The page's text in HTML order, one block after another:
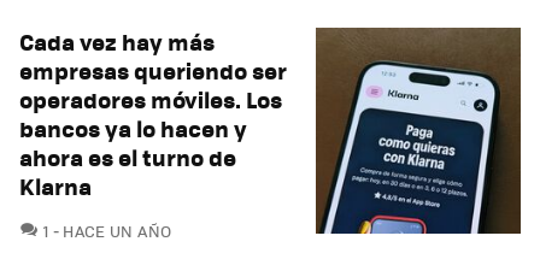
Cada vez hay más
empresas queriendo ser
operadores móviles. Los
bancos ya lo hacen y
ahora es el turno de
Klarna
1 COMENTARIOS
HACE UN AÑO